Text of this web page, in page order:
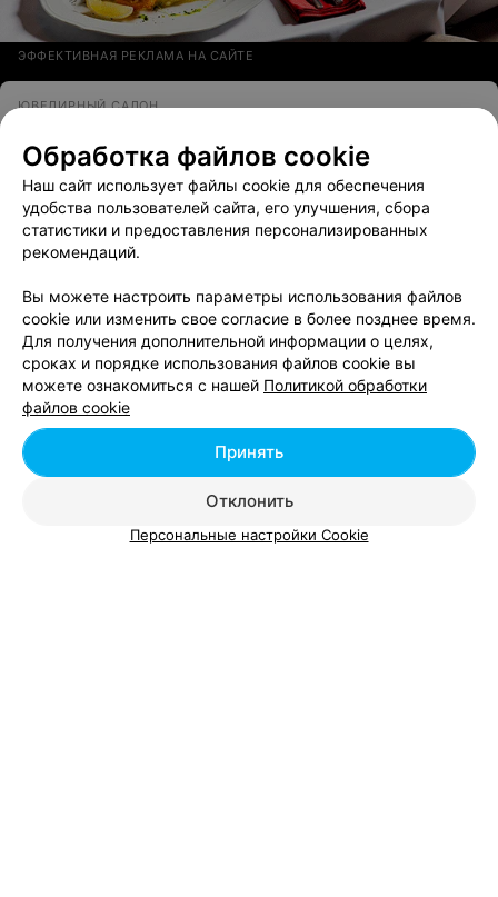
ЭФФЕКТИВНАЯ РЕКЛАМА НА САЙТЕ
ЮВЕЛИРНЫЙ САЛОН
Карат
Жодино, ул. 50 лек Октября, 33а
Все адреса
Добавить компанию
Добавить специалиста
Обработка файлов cookie
Наш сайт использует файлы cookie для обеспечения
удобства пользователей сайта, его улучшения, сбора
статистики и предоставления персонализированных
рекомендаций.
Вы можете настроить параметры использования файлов
cookie или изменить свое согласие в более позднее время.
Для получения дополнительной информации о целях,
сроках и порядке использования файлов cookie вы
можете ознакомиться с нашей Политикой обработки
файлов cookie
Отклонить
Принять
Персональные настройки Cookie